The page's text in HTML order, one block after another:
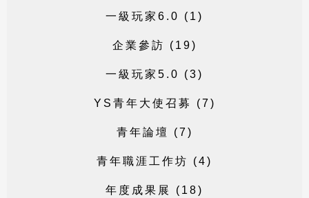
一 級 玩家 6 . 0 ( 1 )
企 業 參 訪 ( 1 9)
一 級 玩家 5 . 0 (3)
Y S 青年 大 使 召 募 (7 )
青年論壇 (7 )
青年職涯 工 作坊 (4)
年 度 成果 展 ( 1 8)